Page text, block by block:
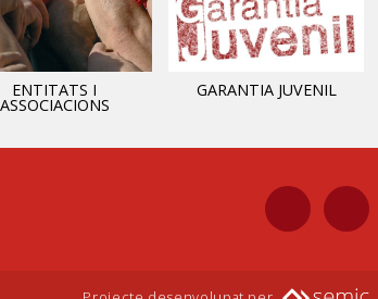
ENTITATS I
ASSOCIACIONS
GARANTIA JUVENIL